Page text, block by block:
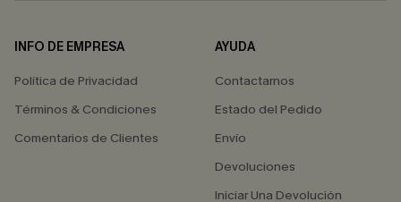
INFO DE EMPRESA
Política de Privacidad
Términos & Condiciones
Comentarios de Clientes
AYUDA
Contactarnos
Estado del Pedido
Envío
Devoluciones
Iniciar Una Devolución